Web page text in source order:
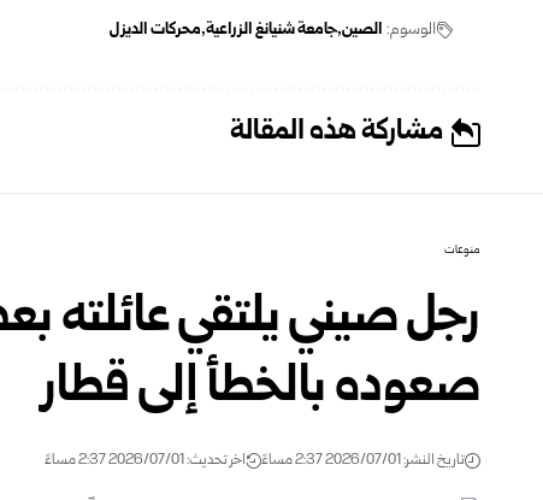
الوسوم: الصين جامعة شنيانغ الزراعية محركات الديزل
مشاركة هذه المقالة
منوعات
صعوده بالخطأ إلى قطار
تاريخ النشر: 2026/07/01 2:37 مساءً اخر تحديث: 2026/07/01 2:37 مساءً